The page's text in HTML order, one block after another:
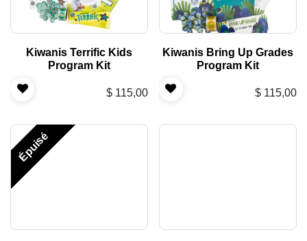
Kiwanis Terrific Kids
Program Kit
$ 115,00
Kiwanis Bring Up Grades
Program Kit
$ 115,00
Épuisé